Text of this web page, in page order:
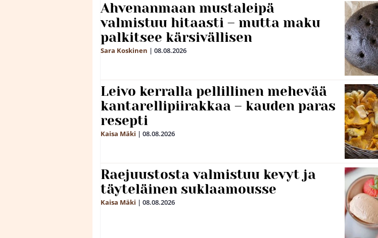
Ahvenanmaan mustaleipä
valmistuu hitaasti – mutta maku
palkitsee kärsivällisen
Sara Koskinen | 08.08.2026
Leivo kerralla pellillinen mehevää
kantarellipiirakkaa – kauden paras
resepti
Kaisa Mäki | 08.08.2026
Raejuustosta valmistuu kevyt ja
täyteläinen suklaamousse
Kaisa Mäki | 08.08.2026